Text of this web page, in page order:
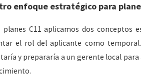
enfoque estratégico para
planes C11 aplicamos dos conceptos
el rol del aplicante como
y prepararía a un gerente local